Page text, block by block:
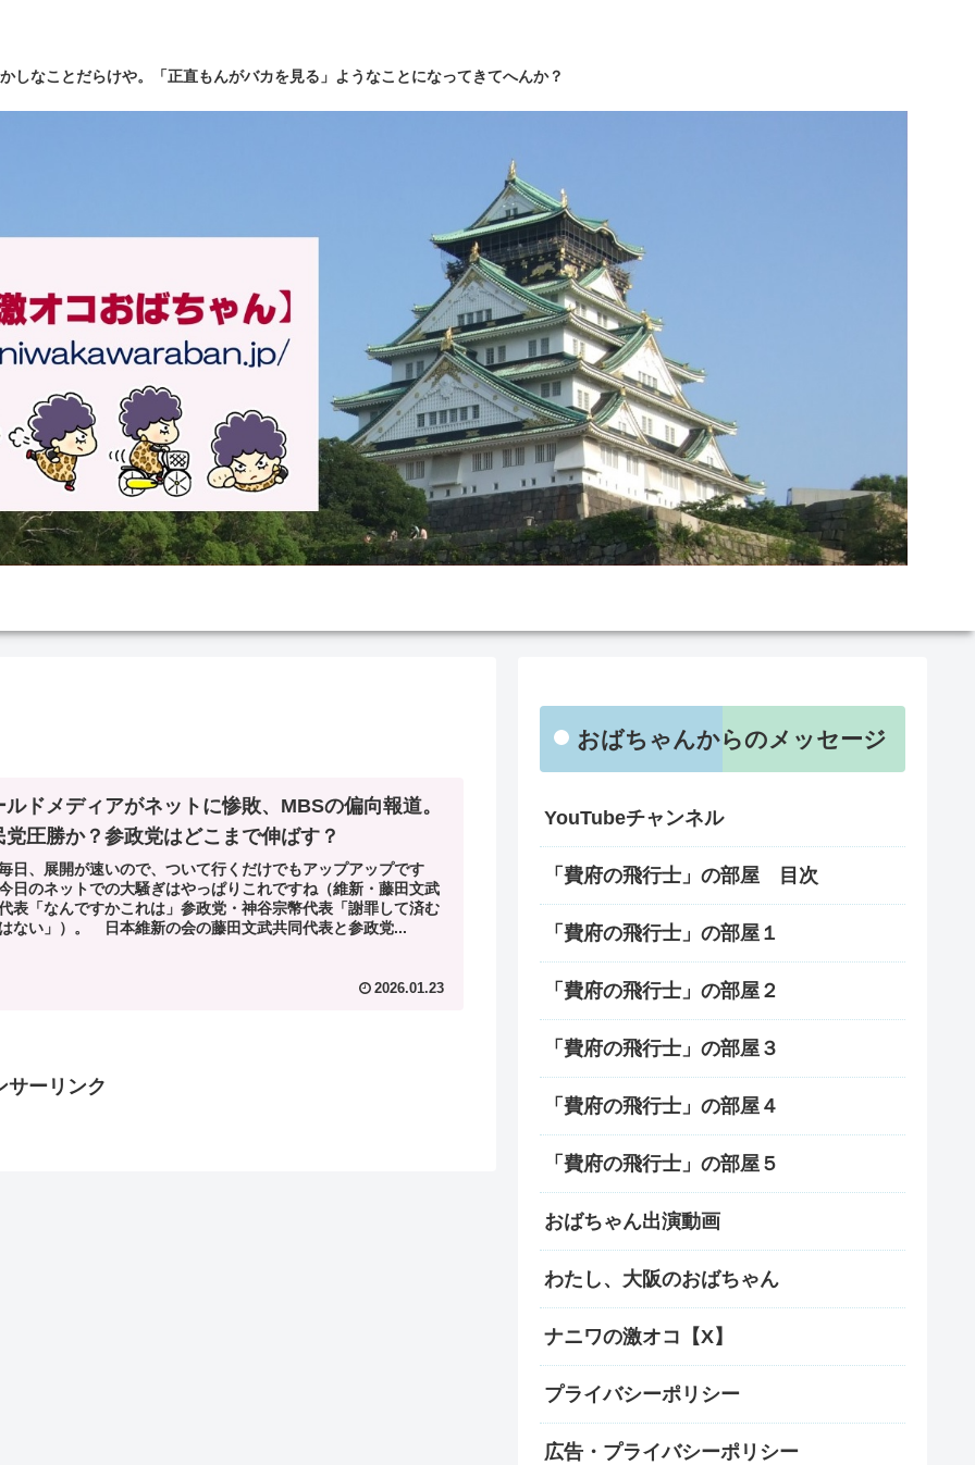
しなことだらけや。「正直もんがバカを見る」ようなことになってきてへんか？
ルドメディアがネットに惨敗、MBSの偏向報道。
党圧勝か？参政党はどこまで伸ばす？
日、展開が速いので、ついて行くだけでもアップアップです
日のネットでの大騒ぎはやっぱりこれですね（維新・藤田文武
表「なんですかこれは」参政党・神谷宗幣代表「謝罪して済む
ない」）。 日本維新の会の藤田文武共同代表と参政党...
2026.01.23
サーリンク
おばちゃんからのメッセージ
YouTubeチャンネル
「費府の飛行士」の部屋 目次
「費府の飛行士」の部屋１
「費府の飛行士」の部屋２
「費府の飛行士」の部屋３
「費府の飛行士」の部屋４
「費府の飛行士」の部屋５
おばちゃん出演動画
わたし、大阪のおばちゃん
ナニワの激オコ【X】
プライバシーポリシー
広告・プライバシーポリシー